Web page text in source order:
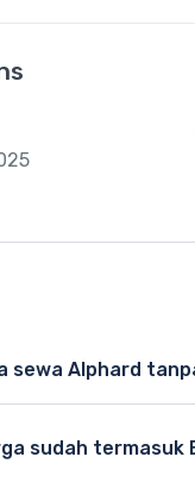
sewa Alphard
sudah termasuk